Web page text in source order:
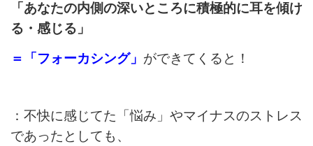
「あなたの内側の深いところに積極的に耳を傾け
る・感じる」
＝「フォーカシング」 ができてくると！
：不快に感じてた「悩み」やマイナスのストレス
であったとしても、